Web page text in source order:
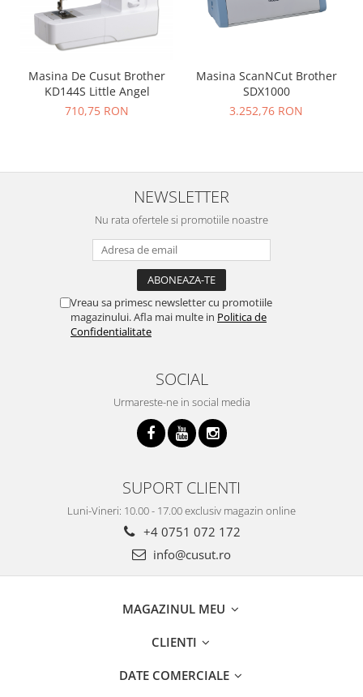
Masina De Cusut Brother
KD144S Little Angel
710,75 RON
Masina ScanNCut Brother
SDX1000
3.252,76 RON
NEWSLETTER
Nu rata ofertele si promotiile noastre
Vreau sa primesc newsletter cu promotiile
magazinului. Afla mai multe in Politica de
Confidentialitate
SOCIAL
Urmareste-ne in social media
SUPORT CLIENTI
Luni-Vineri: 10.00 - 17.00 exclusiv magazin online
+4 0751 072 172
info@cusut.ro
MAGAZINUL MEU
CLIENTI
DATE COMERCIALE